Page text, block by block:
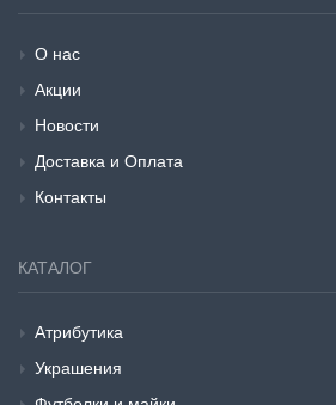
О нас
Акции
Новости
Доставка и Оплата
Контакты
КАТАЛОГ
Атрибутика
Украшения